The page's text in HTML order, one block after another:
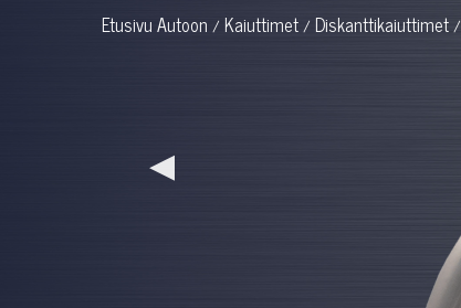
EtusivuAutoon / Kaiuttimet/ Diskanttikaiuttimet/
◀